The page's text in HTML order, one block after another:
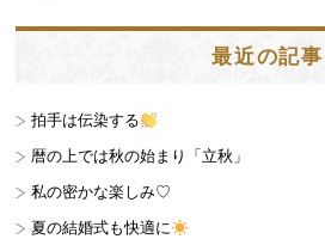
最近の記事
拍手は伝染する
暦の上では秋の始まり「立秋」
私の密かな楽しみ♡
夏の結婚式も快適に